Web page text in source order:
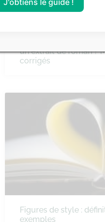
un extrait de roman ?
corrigés
Figures de style :
exemples